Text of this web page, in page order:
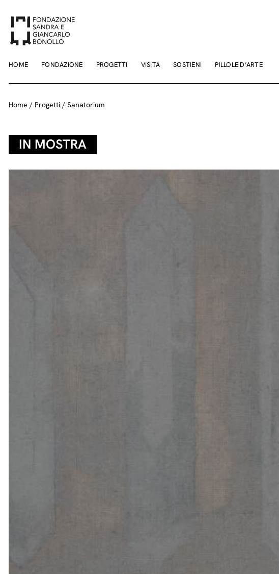
contenuti
HOME FONDAZIONE PROGETTI VISITA SOSTIENI PILLOLE D’ARTE
Home / Progetti / Sanatorium
IN MOSTRA